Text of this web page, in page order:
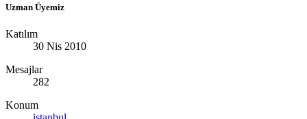
Uzman Üyemiz
Katılım
30 Nis 2010
Mesajlar
282
Konum